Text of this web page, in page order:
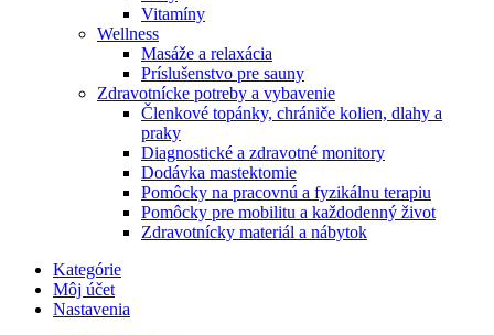
Vitamíny
Wellness
Masáže a relaxácia
Príslušenstvo pre sauny
Zdravotnícke potreby a vybavenie
Členkové topánky, chrániče kolien, dlahy a
praky
Diagnostické a zdravotné monitory
Dodávka mastektomie
Pomôcky na pracovnú a fyzikálnu terapiu
Pomôcky pre mobilitu a každodenný život
Zdravotnícky materiál a nábytok
Kategórie
Môj účet
Nastavenia